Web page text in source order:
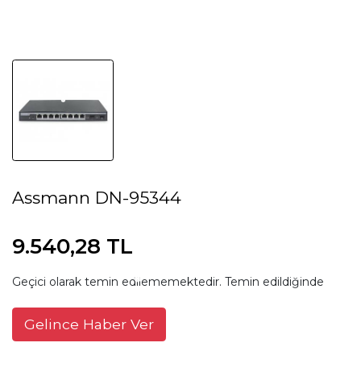
Assmann DN-95344
9.540,28 TL
Geçici olarak temin edilememektedir. Temin edildiğinde
Gelince Haber Ver